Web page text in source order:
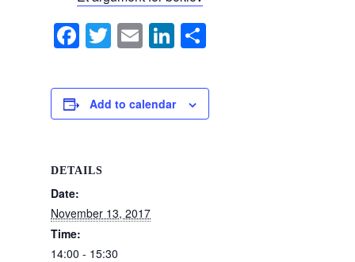
F
a
c
e
o
k
T
wi
tt
er
E
m
ail
Li
n
k
e
ar
e
Add to calendar
DETAILS
Date:
November 13, 2017
Time:
14:00 - 15:30